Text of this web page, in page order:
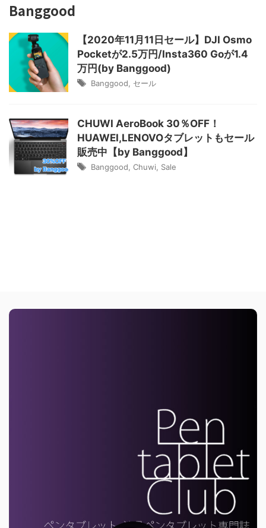
Banggood
【2020年11月11日セール】DJI Osmo
Pocketが2.5万円/Insta360 Goが1.4
万円(by Banggood)
Banggood セール
CHUWI AeroBook 30％OFF！
HUAWEI,LENOVOタブレットもセール
販売中【by Banggood】
Banggood Chuwi Sale